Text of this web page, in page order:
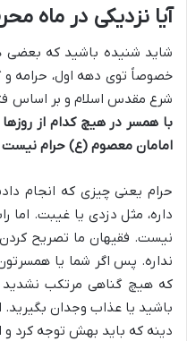
آیا نزدیکی در ماه
شاید شنیده باشید که بعضی
خصوصاً توی دهه اول، حرامه و
شرع مقدس اسلام و بر اساس
با همسر در هیچ کدام از
امامان معصوم (ع) حرام
حرام یعنی چیزی که انجام
داره، مثل دزدی یا غیبت. اما
نیست. فقیهان ما تصریح
نداره. پس اگر شما یا
که هیچ گناهی مرتکب نشدید
باشید یا عذاب وجدان
دینه که باید بهش توجه کرد و